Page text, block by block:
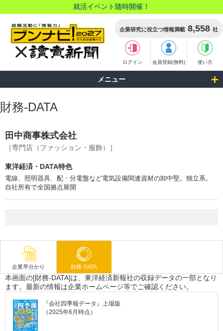
就活イベント随時開催！
企業研究に役立つ情報満載 8,558 社
ログイン 会員登録(無料) 使い方
メニュー
財務-DATA
田中商事株式会社
［専門店（ファッション・服飾）］
東洋経済・DATA特色
電線、照明器具、配・分電盤など電気設備関連資材の卸中堅。独立系。
自社所有で全国拠点展開
企業早分かり 財務-DATA
本画面の[財務-DATA]は、東洋経済新報社の収録データの一部となり
ます。最新の情報は企業ホームページ等でご確認ください。
『会社四季報データ』上場版
（2025年6月時点）